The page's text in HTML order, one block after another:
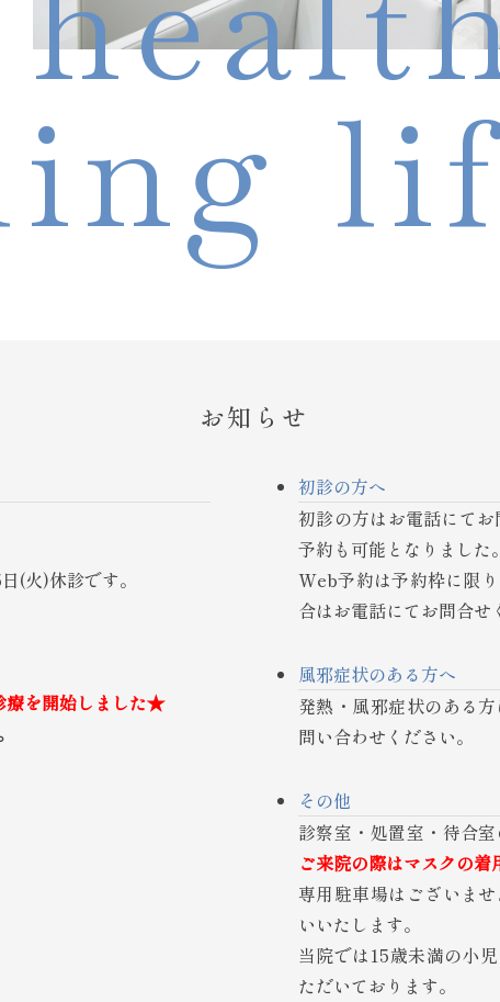
お知らせ
(火)休診です。
療を開始しました★
初診の方へ
初診の方はお電話にて
予約も可能となりました
Web予約は予約枠に限
合はお電話にてお問合せ
風邪症状のある方へ
発熱・風邪症状のある
問い合わせください。
その他
診察室・処置室・待合
ご来院の際はマスクの
専用駐車場はございま
いいたします。
当院では15歳未満の小
ただいております。